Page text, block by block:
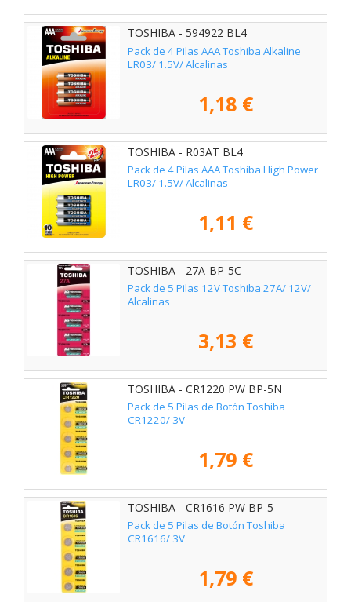
TOSHIBA - 594922 BL4
Pack de 4 Pilas AAA Toshiba Alkaline
LR03/ 1.5V/ Alcalinas
1,18 €
TOSHIBA - R03AT BL4
Pack de 4 Pilas AAA Toshiba High Power
LR03/ 1.5V/ Alcalinas
1,11 €
TOSHIBA - 27A-BP-5C
Pack de 5 Pilas 12V Toshiba 27A/ 12V/
Alcalinas
3,13 €
TOSHIBA - CR1220 PW BP-5N
Pack de 5 Pilas de Botón Toshiba
CR1220/ 3V
1,79 €
TOSHIBA - CR1616 PW BP-5
Pack de 5 Pilas de Botón Toshiba
CR1616/ 3V
1,79 €